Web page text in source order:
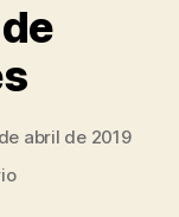
abril de 2019